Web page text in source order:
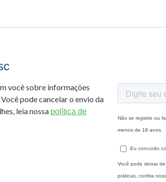
você sobre informações
pode cancelar o envio da
leia nossa política de